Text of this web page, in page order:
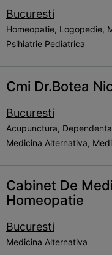
Bucuresti
Homeopatie, Logopedie,
Psihiatrie Pediatrica
Cmi Dr.Botea
Bucuresti
Acupunctura,
Medicina Alternativa,
Cabinet De
Homeopatie
Bucuresti
Medicina Alternativa